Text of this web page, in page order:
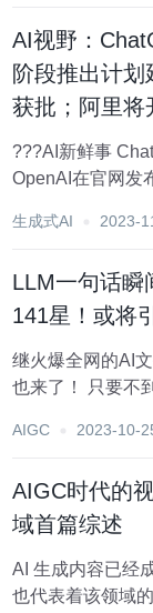
AI视野：
阶段推出计
获批；阿里将
???AI新鲜事
OpenAI在官网发
经找到问题所在
生成式AI 2023-
LLM一句话瞬
141星！或将
继火爆全网的AI
也来了！ 只要不到30个字的提示词，瞬间就能生成这样的
玻璃的湖面，倒
AIGC 2023-10-
AIGC时代的
域首篇综述
AI 生成内容已经
也代表着该领域